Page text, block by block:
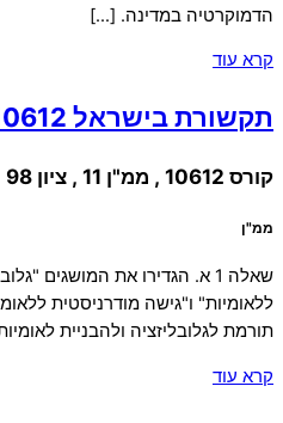
הדמוקרטיה במדינה. […]
קרא עוד
תקשורת בישראל 10612 | |
קורס 10612 , ממ"ן 11 , ציון 98
ממ"ן
שאלה 1 א. הגדירו את המושגים
ללאומיות" ו"גישה מודרניסטית
תורמת לגלובליזציה ולהבניית
קרא עוד